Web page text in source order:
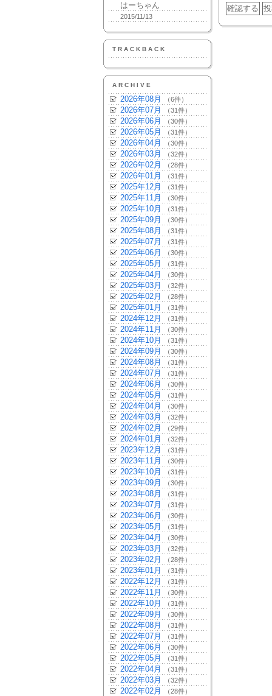
はーちゃん
2015/11/13
TRACKBACK
ARCHIVE
2026年08月 （6件）
2026年07月 （31件）
2026年06月 （30件）
2026年05月 （31件）
2026年04月 （30件）
2026年03月 （32件）
2026年02月 （28件）
2026年01月 （31件）
2025年12月 （31件）
2025年11月 （30件）
2025年10月 （31件）
2025年09月 （30件）
2025年08月 （31件）
2025年07月 （31件）
2025年06月 （30件）
2025年05月 （31件）
2025年04月 （30件）
2025年03月 （32件）
2025年02月 （28件）
2025年01月 （31件）
2024年12月 （31件）
2024年11月 （30件）
2024年10月 （31件）
2024年09月 （30件）
2024年08月 （31件）
2024年07月 （31件）
2024年06月 （30件）
2024年05月 （31件）
2024年04月 （30件）
2024年03月 （32件）
2024年02月 （29件）
2024年01月 （32件）
2023年12月 （31件）
2023年11月 （30件）
2023年10月 （31件）
2023年09月 （30件）
2023年08月 （31件）
2023年07月 （31件）
2023年06月 （30件）
2023年05月 （31件）
2023年04月 （30件）
2023年03月 （32件）
2023年02月 （28件）
2023年01月 （31件）
2022年12月 （31件）
2022年11月 （30件）
2022年10月 （31件）
2022年09月 （30件）
2022年08月 （31件）
2022年07月 （31件）
2022年06月 （30件）
2022年05月 （31件）
2022年04月 （31件）
2022年03月 （32件）
2022年02月 （28件）